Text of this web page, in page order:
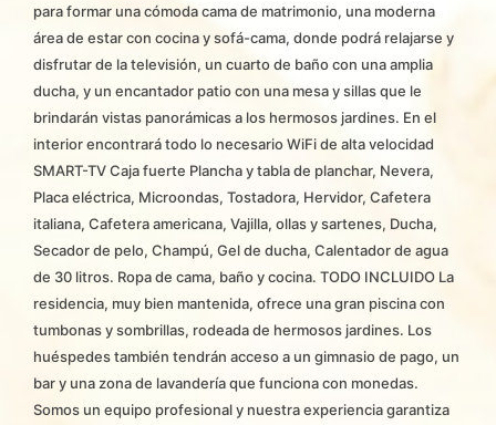
para formar una cómoda cama de matrimonio, una moderna
área de estar con cocina y sofá-cama, donde podrá relajarse y
disfrutar de la televisión, un cuarto de baño con una amplia
ducha, y un encantador patio con una mesa y sillas que le
brindarán vistas panorámicas a los hermosos jardines. En el
interior encontrará todo lo necesario WiFi de alta velocidad
SMART-TV Caja fuerte Plancha y tabla de planchar, Nevera,
Placa eléctrica, Microondas, Tostadora, Hervidor, Cafetera
italiana, Cafetera americana, Vajilla, ollas y sartenes, Ducha,
Secador de pelo, Champú, Gel de ducha, Calentador de agua
de 30 litros. Ropa de cama, baño y cocina. TODO INCLUIDO La
residencia, muy bien mantenida, ofrece una gran piscina con
tumbonas y sombrillas, rodeada de hermosos jardines. Los
huéspedes también tendrán acceso a un gimnasio de pago, un
bar y una zona de lavandería que funciona con monedas.
Somos un equipo profesional y nuestra experiencia garantiza